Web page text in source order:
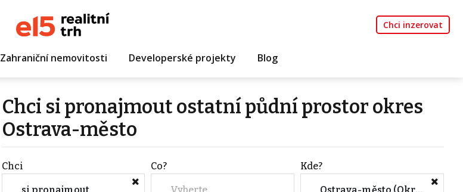
Chci inzerovat
Zahraniční nemovitosti Developerské projekty Blog
Chci si pronajmout ostatní půdní prostor okres
Ostrava-město
Chci Co? Kde?